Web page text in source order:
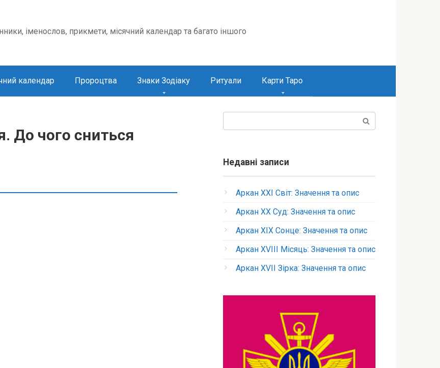
іменослов, прикмети, місячний календар та багато іншого
календар Пророцтва Знаки Зодіаку Ритуали Карти Таро
До чого сниться
Недавні записи
Аркан XXI Світ: Значення та опис
Аркан XX Суд: Значення та опис
Аркан XIX Сонце: Значення та опис
Аркан XVIII Місяць: Значення та опис
Аркан XVII Зірка: Значення та опис